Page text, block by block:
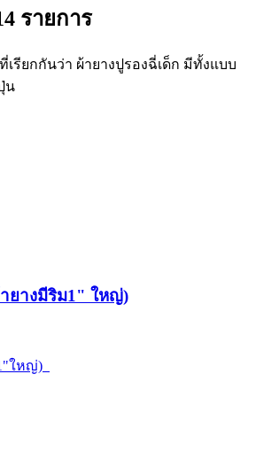
รายการ
รียกกันว่า ผ้ายางปูรองฉี่เด็ก มีทั้งแบบ
น
ยางมีริม1" ใหญ่)
ใหญ่)